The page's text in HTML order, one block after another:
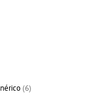
66
productos